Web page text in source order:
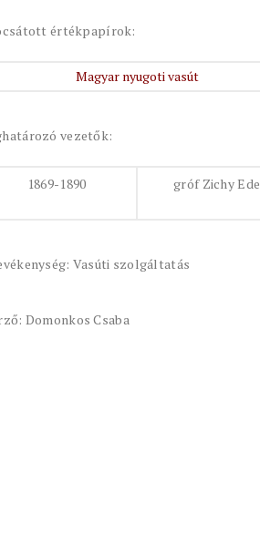
értékpapírok:
Magyar nyugoti vasút
vezetők:
1869-1890 gróf Zichy Ede
Vasúti szolgáltatás
Domonkos Csaba